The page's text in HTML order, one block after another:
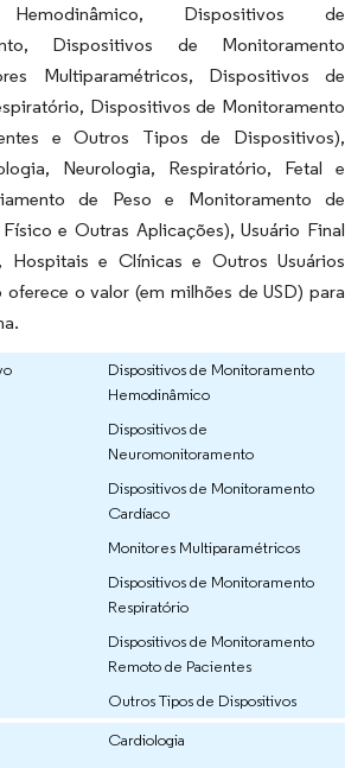
Hemodinâmico, Dispositivos de
Dispositivos de Monitoramento
Multiparamétricos, Dispositivos de
Dispositivos de Monitoramento
e Outros Tipos de Dispositivos),
Neurologia, Respiratório, Fetal e
de Peso e Monitoramento de
e Outras Aplicações), Usuário Final
Hospitais e Clínicas e Outros Usuários
o valor (em milhões de USD) para
Dispositivos de Monitoramento
Hemodinâmico
Dispositivos de
Neuromonitoramento
Dispositivos de Monitoramento
Cardíaco
Monitores Multiparamétricos
Dispositivos de Monitoramento
Respiratório
Dispositivos de Monitoramento
Remoto de Pacientes
Outros Tipos de Dispositivos
Cardiologia